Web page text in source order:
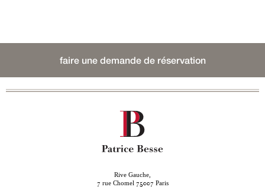
faire une demande de réservation
Rive Gauche,
7 rue Chomel 75007 Paris